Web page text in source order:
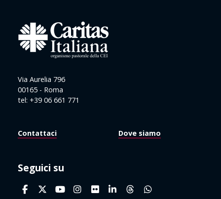
Via Aurelia 796
00165 - Roma
tel: +39 06 661 771
Contattaci Dove siamo
Seguici su